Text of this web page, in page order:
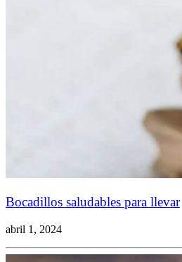
Bocadillos saludables para llevar
abril 1, 2024